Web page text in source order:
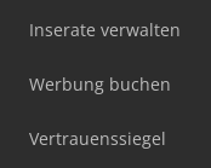
Inserate verwalten
Werbung buchen
Vertrauenssiegel